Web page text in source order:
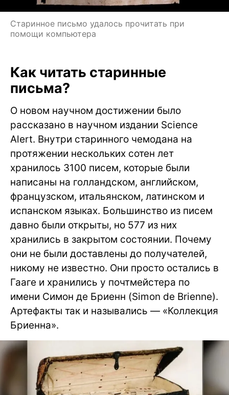
Старинное письмо удалось прочитать при
помощи компьютера
Как читать старинные
письма?
О новом научном достижении было
рассказано в научном издании Science
Alert. Внутри старинного чемодана на
протяжении нескольких сотен лет
хранилось 3100 писем, которые были
написаны на голландском, английском,
французском, итальянском, латинском и
испанском языках. Большинство из писем
давно были открыты, но 577 из них
хранились в закрытом состоянии. Почему
они не были доставлены до получателей,
никому не известно. Они просто остались в
Гааге и хранились у почтмейстера по
имени Симон де Бриенн (Simon de Brienne).
Артефакты так и назывались — «Коллекция
Бриенна».